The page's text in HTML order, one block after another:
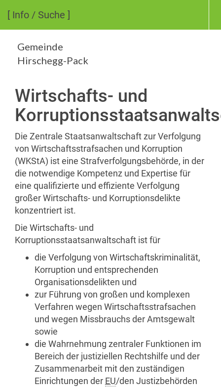
[ Info / Suche ]
Gemeinde
Hirschegg-Pack
Wirtschafts- und
Die Zentrale Staatsanwaltschaft zur Verfolgung
von Wirtschaftsstrafsachen und Korruption
(WKStA) ist eine Strafverfolgungsbehörde, in der
die notwendige Kompetenz und Expertise für
eine qualifizierte und effiziente Verfolgung
großer Wirtschafts- und Korruptionsdelikte
konzentriert ist.
Die Wirtschafts- und
Korruptionsstaatsanwaltschaft ist für
die Verfolgung von Wirtschaftskriminalität,
Korruption und entsprechenden
Organisationsdelikten und
zur Führung von großen und komplexen
Verfahren wegen Wirtschaftsstrafsachen
und wegen Missbrauchs der Amtsgewalt
sowie
die Wahrnehmung zentraler Funktionen im
Bereich der justiziellen Rechtshilfe und der
Zusammenarbeit mit den zuständigen
Einrichtungen der EU/den Justizbehörden